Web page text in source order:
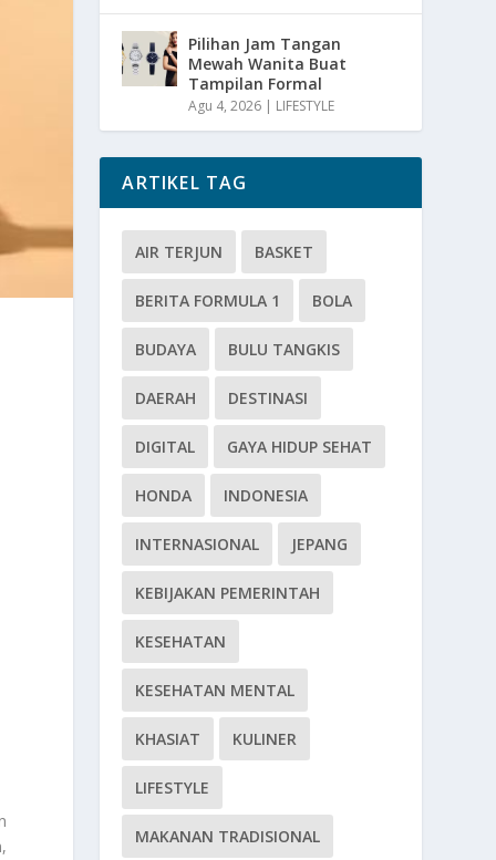
Pilihan Jam Tangan
Mewah Wanita Buat
Tampilan Formal
Agu 4, 2026 | LIFESTYLE
ARTIKEL TAG
AIR TERJUN BASKET
BERITA FORMULA 1 BOLA
BUDAYA BULU TANGKIS
DAERAH DESTINASI
DIGITAL GAYA HIDUP SEHAT
HONDA INDONESIA
INTERNASIONAL JEPANG
KEBIJAKAN PEMERINTAH
KESEHATAN
KESEHATAN MENTAL
KHASIAT KULINER
LIFESTYLE
MAKANAN TRADISIONAL